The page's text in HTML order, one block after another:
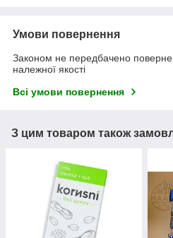
Умови повернення
Законом не передбачено
належної якості
Всі умови повернення
З цим товаром також